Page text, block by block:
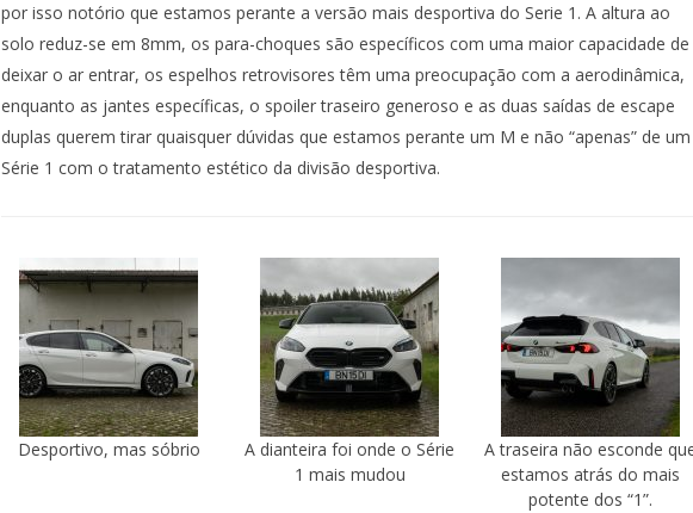
por isso notório que estamos perante a versão mais desportiva do Serie 1. A altura ao
solo reduz-se em 8mm, os para-choques são específicos com uma maior capacidade de
deixar o ar entrar, os espelhos retrovisores têm uma preocupação com a aerodinâmica,
enquanto as jantes específicas, o spoiler traseiro generoso e as duas saídas de escape
duplas querem tirar quaisquer dúvidas que estamos perante um M e não “apenas” de um
Série 1 com o tratamento estético da divisão desportiva.
Desportivo, mas sóbrio
A dianteira foi onde o Série
1 mais mudou
A traseira não esconde
estamos atrás do mais
potente dos “1”.